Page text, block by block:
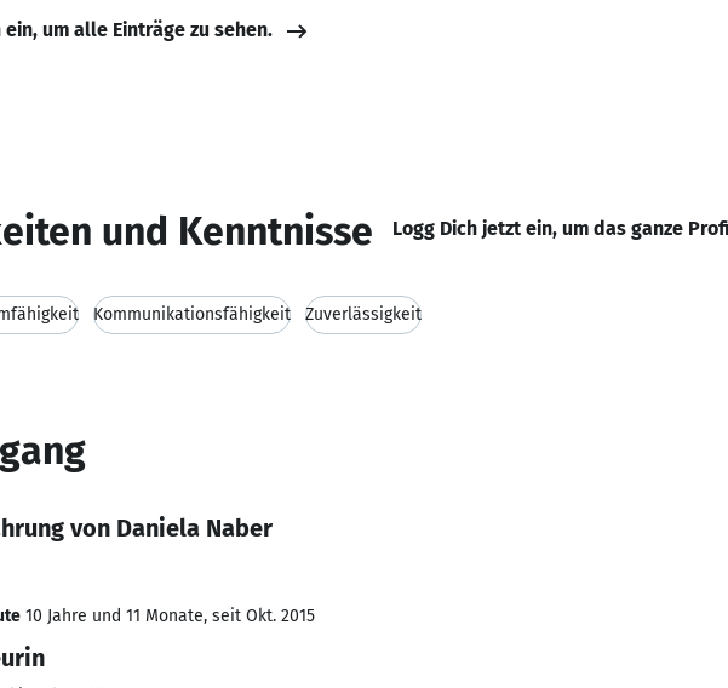
ein, um alle Einträge zu sehen.
und Kenntnisse Logg Dich jetzt ein, um das ganze
Kommunikationsfähigkeit Zuverlässigkeit
von Daniela Naber
10 Jahre und 11 Monate, seit Okt. 2015